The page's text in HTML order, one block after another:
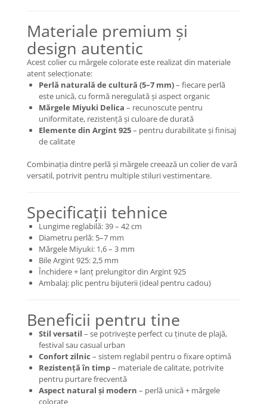
Coliere cu Molecule
Coliere Diverse
BRĂȚĂRI
BRĂȚĂRI CU ȘNUR REGLABIL
Brățări din Aur cu șnur reglabil
Brățări din Argint cu șnur reglabil
BRĂȚĂRI CU PIETRE SEMIPREȚIOASE
Brățări din Aur cu pietre
semiprețioase
Brățări din Argint cu pietre
semiprețioase
BRĂȚĂRI DE PICIOR
Brățări de picior din Aur
Brățări de picior din Argint
COLIERE
Coliere cu mărgele colorate și
Coliere cu pietre semiprețioase
Materiale premium și
design autentic
Acest colier cu mărgele colorate este realizat din materiale
atent selecționate:
Perlă naturală de cultură (5–7 mm)– fiecare perlă
este unică, cu formă neregulată și aspect organic
Mărgele Miyuki Delica – recunoscute pentru
uniformitate, rezistență și culoare de durată
Elemente din Argint 925– pentru durabilitate și finisaj
de calitate
Combinația dintre perlă și mărgele creează un colier de vară
versatil, potrivit pentru multiple stiluri vestimentare.
Specificații tehnice
Lungime reglabilă: 39 – 42 cm
Diametru perlă: 5–7 mm
Mărgele Miyuki: 1,6 – 3 mm
Bile Argint 925: 2,5 mm
Închidere + lanț prelungitor din Argint 925
Ambalaj: plic pentru bijuterii (ideal pentru cadou)
Beneficii pentru tine
Stil versatil – se potrivește perfect cu ținute de plajă,
festival sau casual urban
Confort zilnic – sistem reglabil pentru o fixare optimă
Rezistență în timp– materiale de calitate, potrivite
pentru purtare frecventă
Aspect natural și modern – perlă unică + mărgele
colorate